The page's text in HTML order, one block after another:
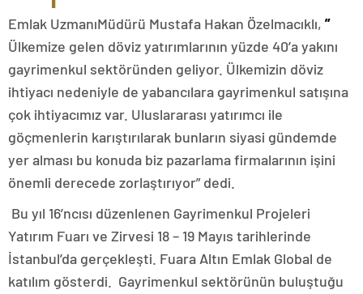
Emlak UzmanıMüdürü Mustafa Hakan Özelmacıklı, ”
Ülkemize gelen döviz yatırımlarının yüzde 40’a yakını
gayrimenkul sektöründen geliyor. Ülkemizin döviz
ihtiyacı nedeniyle de yabancılara gayrimenkul satışına
çok ihtiyacımız var. Uluslararası yatırımcı ile
göçmenlerin karıştırılarak bunların siyasi gündemde
yer alması bu konuda biz pazarlama firmalarının işini
önemli derecede zorlaştırıyor” dedi.
Bu yıl 16’ncısı düzenlenen Gayrimenkul Projeleri
Yatırım Fuarı ve Zirvesi 18 – 19 Mayıs tarihlerinde
İstanbul’da gerçekleşti. Fuara Altın Emlak Global de
katılım gösterdi. Gayrimenkul sektörünün buluştuğu